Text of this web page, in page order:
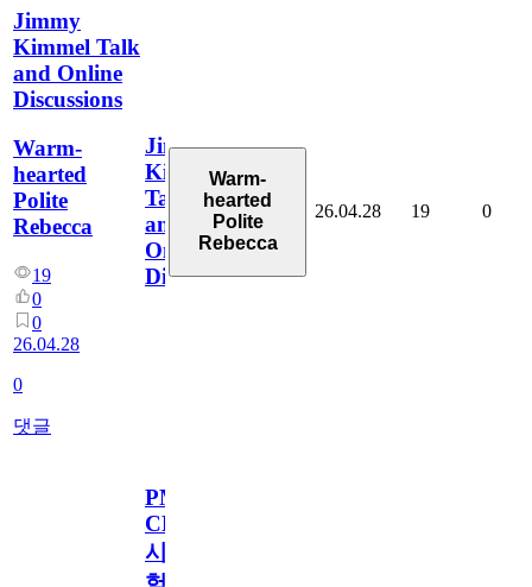
Jimmy
Kimmel Talk
and Online
Discussions
Warm-
hearted
Polite
Rebecca
19
0
0
26.04.28
0
댓글
Jimmy
Kimmel
Talk
and
Online
Discussions
Warm-
hearted
Polite
Rebecca
26.04.28 19 0
PMI-
CPMAI
시